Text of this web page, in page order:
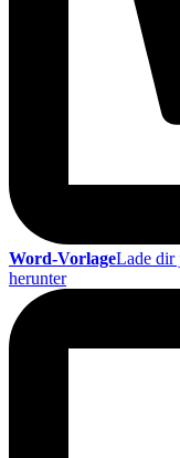
Word-VorlageLade dir
herunter